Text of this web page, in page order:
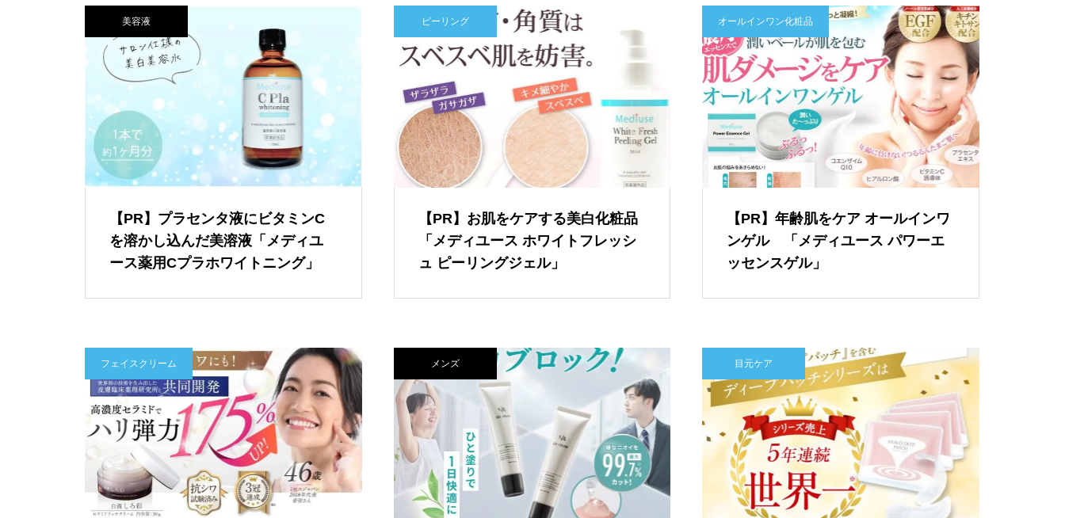
美容液
【PR】プラセンタ液にビタミンC
を溶かし込んだ美溶液「メディユ
ース薬用Cプラホワイトニング」
ピーリング
【PR】お肌をケアする美白化粧品
「メディユース ホワイトフレッシ
ュ ピーリングジェル」
オールインワン化粧品
【PR】年齢肌をケア オールインワ
ンゲル 「メディユース パワーエ
ッセンスゲル」
フェイスクリーム メンズ 目元ケア